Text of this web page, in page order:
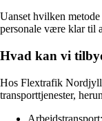
Uanset hvilken
personale være klar til
Hvad kan vi
Hos Flextrafik
transporttjenester,